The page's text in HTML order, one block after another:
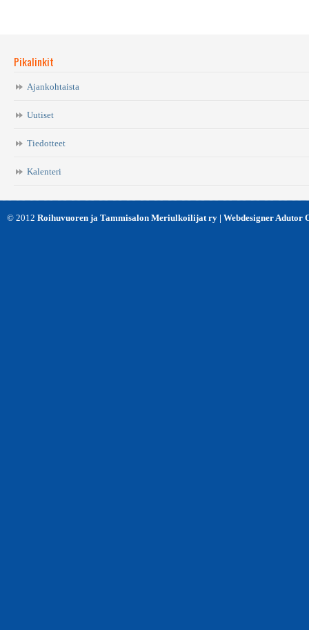
Pikalinkit
Ajankohtaista
Uutiset
Tiedotteet
Kalenteri
© 2012 Roihuvuoren ja Tammisalon Meriulkoilijat ry | Webdesigner Adutor